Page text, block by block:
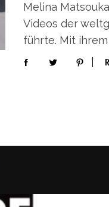
Melina
Videos der
führte. Mit ihrem